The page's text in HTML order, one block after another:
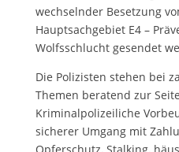
wechselnder Besetzung
Hauptsachgebiet E4 –
Wolfsschlucht gesendet
Die Polizisten stehen bei
Themen beratend zur
Kriminalpolizeiliche
sicherer Umgang mit
Opferschutz, Stalking,